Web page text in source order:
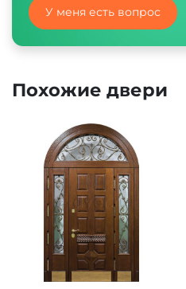
У меня есть вопрос
Похожие двери